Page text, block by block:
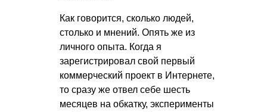
Как говорится, сколько людей,
столько и мнений. Опять же из
личного опыта. Когда я
зарегистрировал свой первый
коммерческий проект в Интернете,
то сразу же отвел себе шесть
месяцев на обкатку, эксперименты